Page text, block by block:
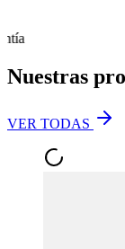
Nuestras
VER TODAS